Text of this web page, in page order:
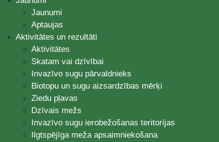
Jaunumi
Aptaujas
Aktivitātes un rezultāti
Aktivitātes
Skatam vai dzīvībai
Invazīvo sugu pārvaldnieks
Biotopu un sugu aizsardzības mērķi
Ziedu pļavas
Dzīvais mežs
Invazīvo sugu ierobežošanas teritorijas
Ilgtspējīga meža apsaimniekošana